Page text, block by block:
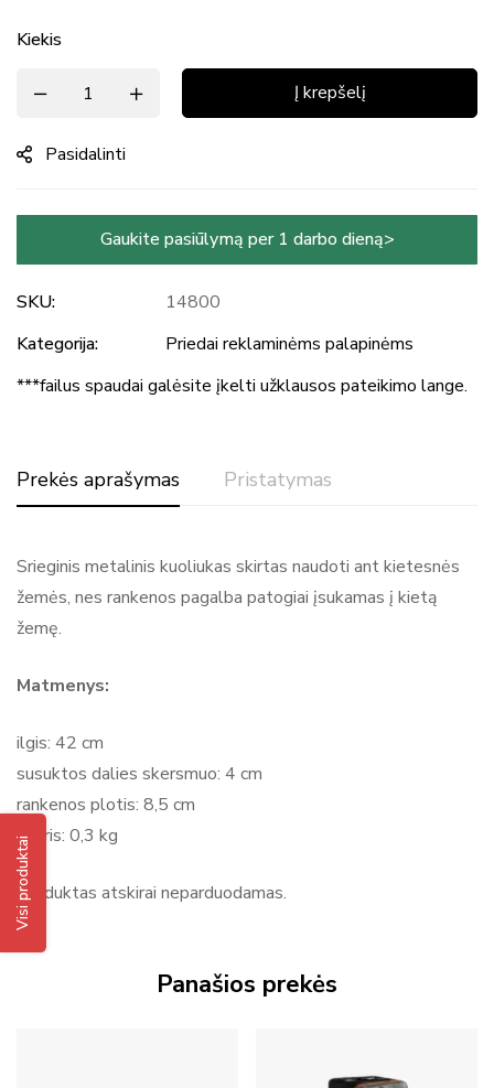
Visi produktai
Kiekis
Į krepšelį
Pasidalinti
Gaukite pasiūlymą per 1 darbo dieną>
SKU:
14800
Kategorija:
Priedai reklaminėms palapinėms
***failus spaudai galėsite įkelti užklausos pateikimo lange.
Prekės aprašymas Pristatymas
Srieginis metalinis kuoliukas skirtas naudoti ant kietesnės
žemės, nes rankenos pagalba patogiai įsukamas į kietą
žemę.
Matmenys:
ilgis: 42 cm
susuktos dalies skersmuo: 4 cm
rankenos plotis: 8,5 cm
svoris: 0,3 kg
Produktas atskirai neparduodamas.
Panašios prekės